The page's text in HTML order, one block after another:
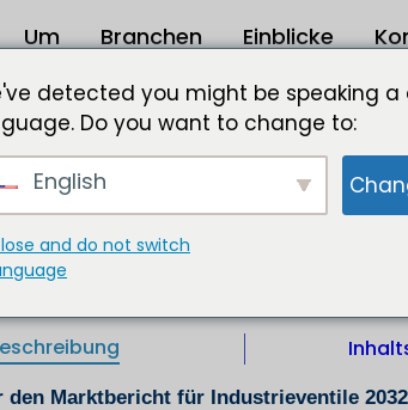
Um Branchen Einblicke
2023 bis 2032
Mio. USD bis 2032
das Marktwachstum der
| IL |
den Marktbericht für Industrieventile
detected you might be speaking
Do you want to change to:
English
and do not switch